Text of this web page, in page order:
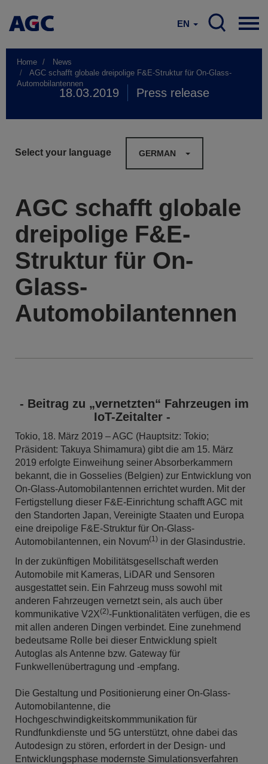
EN
Home
News
AGC schafft globale dreipolige F&E-Struktur für On-Glass-
Automobilantennen
18.03.2019 Press release
Select your language GERMAN
AGC schafft globale
dreipolige F&E-
Struktur für On-
Glass-
Automobilantennen
- Beitrag zu „vernetzten“ Fahrzeugen im
IoT-Zeitalter -
Tokio, 18. März 2019 – AGC (Hauptsitz: Tokio;
Präsident: Takuya Shimamura) gibt die am 15. März
2019 erfolgte Einweihung seiner Absorberkammern
bekannt, die in Gosselies (Belgien) zur Entwicklung von
On-Glass-Automobilantennen errichtet wurden. Mit der
Fertigstellung dieser F&E-Einrichtung schafft AGC mit
den Standorten Japan, Vereinigte Staaten und Europa
eine dreipolige F&E-Struktur für On-Glass-
Automobilantennen, ein Novum(1) in der Glasindustrie.
In der zukünftigen Mobilitätsgesellschaft werden
Automobile mit Kameras, LiDAR und Sensoren
ausgestattet sein. Ein Fahrzeug muss sowohl mit
anderen Fahrzeugen vernetzt sein, als auch über
kommunikative V2X(2)-Funktionalitäten verfügen, die es
mit allen anderen Dingen verbindet. Eine zunehmend
bedeutsame Rolle bei dieser Entwicklung spielt
Autoglas als Antenne bzw. Gateway für
Funkwellenübertragung und -empfang.
Die Gestaltung und Positionierung einer On-Glass-
Automobilantenne, die
Hochgeschwindigkeitskommmunikation für
Rundfunkdienste und 5G unterstützt, ohne dabei das
Autodesign zu stören, erfordert in der Design- und
Entwicklungsphase modernste Simulationsverfahren